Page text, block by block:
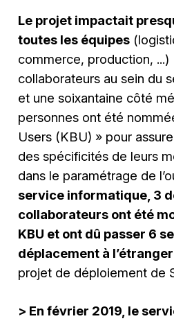
Le projet impactait
toutes les équipes
commerce, production,
collaborateurs au sein du
et une soixantaine côté
personnes ont été
Users (KBU) » pour
des spécificités de leurs
dans le paramétrage de
service informatique, 3
collaborateurs ont été
KBU et ont dû passer 6
déplacement à l’étranger
projet de déploiement de
> En février 2019, le